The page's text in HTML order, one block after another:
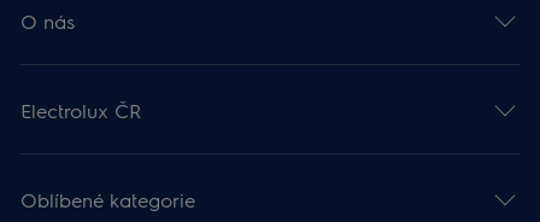
O nás
Electrolux ČR
Oblíbené kategorie